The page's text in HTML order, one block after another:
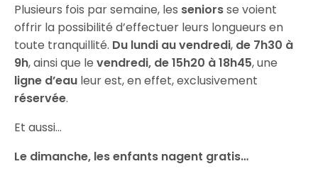
Plusieurs fois par semaine, les seniorsse voient
offrir la possibilité d’effectuer leurs longueurs en
toute tranquillité. Du lundi au vendredi, de 7h30 à
9h, ainsi que levendredi, de 15h20 à 18h45, une
ligne d’eau leur est, en effet, exclusivement
réservée.
Et aussi…
Le dimanche, les enfants nagent gratis…